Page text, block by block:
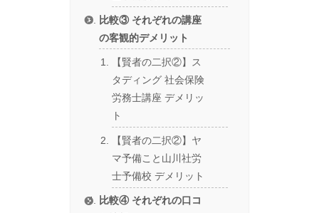
比較③ それぞれの講座
の客観的デメリット
【賢者の二択②】ス
タディング 社会保険
労務士講座 デメリッ
ト
【賢者の二択②】ヤ
マ予備こと山川社労
士予備校 デメリット
比較④ それぞれの口コ